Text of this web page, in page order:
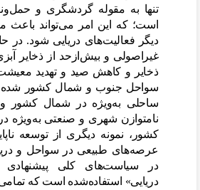
تنها به مقوله گردشگری و حمل
است؛ که این امر میتواند باعث
دیگر فعالیتهای دریایی شود. در
غیراصولی و بیش ازحد از ذخایر
ذخایر و کاهش صید و تهدید
سواحل جنوب و شمال کشور
ساحلی بهویژه در شمال کشور
نامتوازن شهری و صنعتی بهویژه
کشور، نمونه دیگری از توسعه
عرصههای طبیعی در سواحل و
در سیاستهای کلی پیشنهادی
دریایی» استفادهشده است که